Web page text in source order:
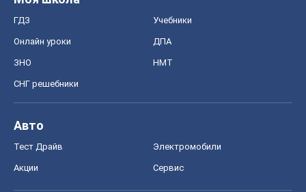
ГДЗ Учебники
Онлайн уроки ДПА
ЗНО НМТ
СНГ решебники
Авто
Тест Драйв Электромобили
Акции Сервис